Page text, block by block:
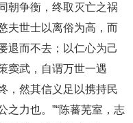
朝争衡，终取灭亡之祸
夫世士以离俗为高，而
退而不去；以仁心为己
窦武，自谓万世一遇
，然其信义足以携持民
之力也。”“陈蕃芜室，志